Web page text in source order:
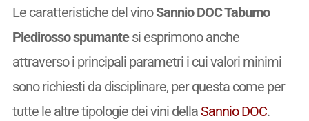
Le caratteristiche del vinoSannio DOC Taburno
Piedirosso spumantesi esprimono anche
attraverso i principali parametri i cui valori minimi
sono richiesti da disciplinare, per questa come per
tutte le altre tipologie dei vini dellaSannio DOC.